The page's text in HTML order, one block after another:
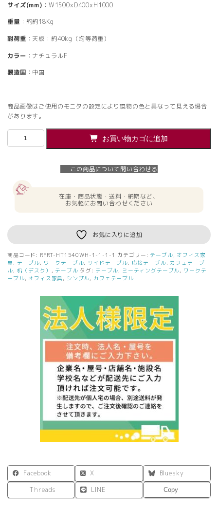
サイズ(mm) ：W1500xD400xH1000
重量 ：約約18Kg
耐荷重 ：天板：約40kg（均等荷重）
カラー ：ナチュラルF
製造国 ：中国
商品画像はご使用のモニタの設定により現物の色と異なって見える場合
があります。
【法
フ
レ
シ
ュ
ハ
W1500xD400
お買い物カゴに追加
この商品について問い合わせる
在庫・商品状態・送料・納期など、
お気軽にお問い合わせください
お気に入りに追加
商品コード: RFRT-HT1540WH-1-1-1-1 カテゴリー: テーブル, オフィス家
具 , テーブル, ワークテーブル,サイドテーブル, 応接テーブル, カフェテーブ
ル, 机（デスク） , テーブル タグ: テーブル, ミーティングテーブル, ワークテ
ーブル, オフィス家具 , シンプル, カフェテーブル
Facebook X
Bluesky
Threads
LINE Copy